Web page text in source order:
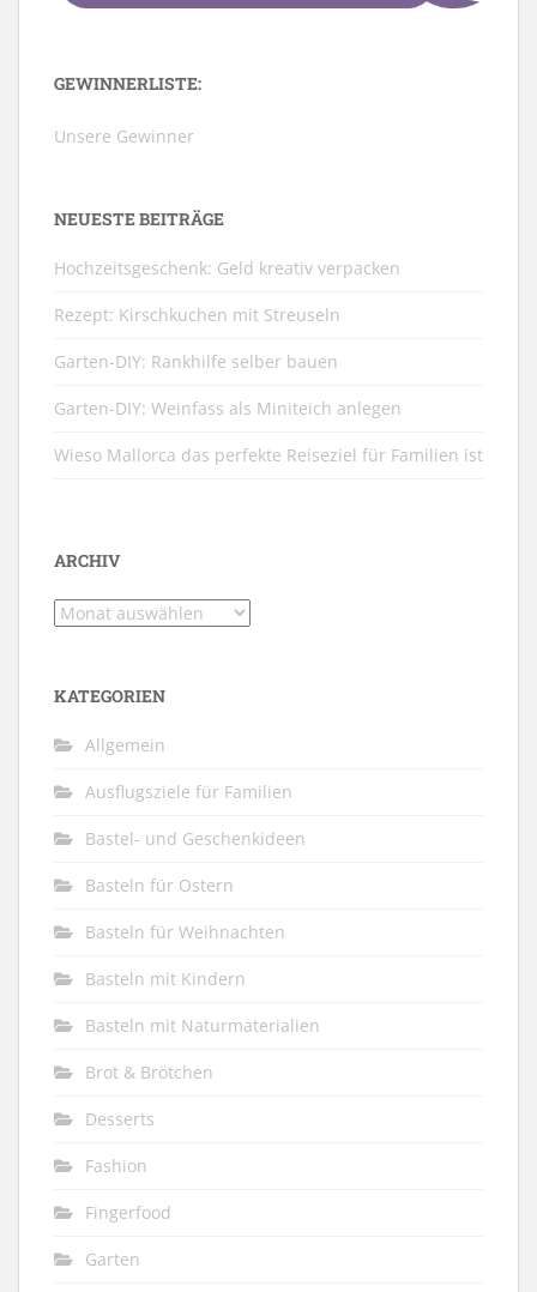
GEWINNERLISTE:
Unsere Gewinner
NEUESTE BEITRÄGE
Hochzeitsgeschenk: Geld kreativ verpacken
Rezept: Kirschkuchen mit Streuseln
Garten-DIY: Rankhilfe selber bauen
Garten-DIY: Weinfass als Miniteich anlegen
Wieso Mallorca das perfekte Reiseziel für Familien ist
ARCHIV
Archiv
KATEGORIEN
Allgemein
Ausflugsziele für Familien
Bastel- und Geschenkideen
Basteln für Ostern
Basteln für Weihnachten
Basteln mit Kindern
Basteln mit Naturmaterialien
Brot & Brötchen
Desserts
Fashion
Fingerfood
Garten